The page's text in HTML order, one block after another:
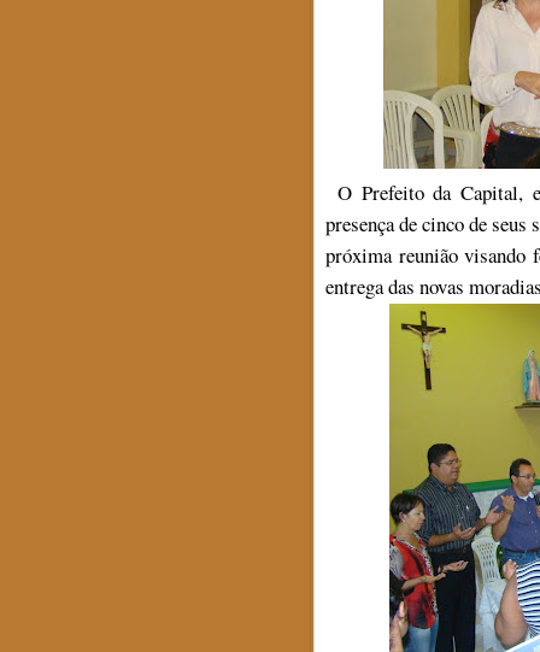
O Prefeito da Capital,
presença de cinco de
próxima reunião visando
entrega das novas